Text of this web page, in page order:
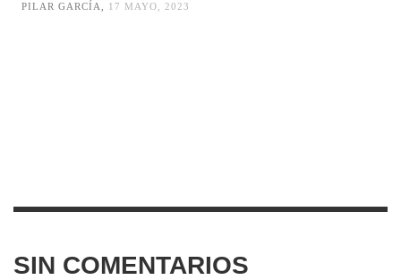
PILAR GARCÍA, 17 MAYO, 2023
SIN COMENTARIOS